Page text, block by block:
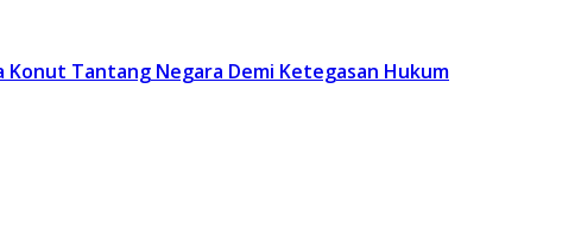
Konut Tantang Negara Demi Ketegasan Hukum